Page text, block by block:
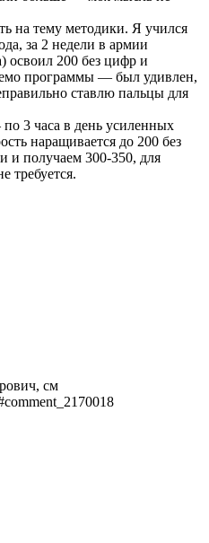
на тему методики. Я учился
за 2 недели в армии
освоил 200 без цифр и
программы — был удивлен,
ставлю пальцы для
3 часа в день усиленных
наращивается до 200 без
и получаем 300-350, для
требуется.
см